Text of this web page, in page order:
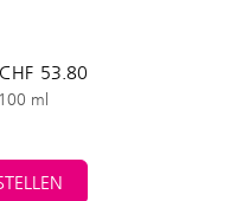
CHF 53.80
ml